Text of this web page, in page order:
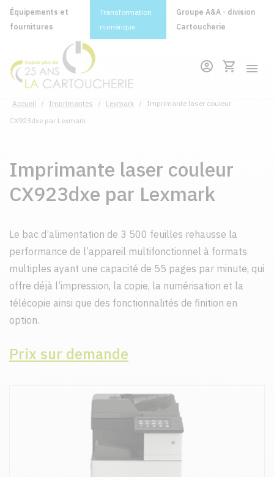
Équipements et
fournitures
Transformation
numérique
Groupe A&A - division
Cartoucherie
Accueil / Imprimantes / Lexmark /
Imprimante laser couleur
CX923dxe par Lexmark
Imprimante laser couleur
CX923dxe par Lexmark
Le bac d’alimentation de 3 500 feuilles rehausse la
performance de l’appareil multifonctionnel à formats
multiples ayant une capacité de 55 pages par minute, qui
offre déjà l’impression, la copie, la numérisation et la
télécopie ainsi que des fonctionnalités de finition en
option.
Prix sur demande